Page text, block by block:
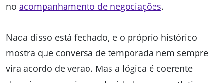
no acompanhamento de negociações.
Nada disso está fechado, e o próprio histórico
mostra que conversa de temporada nem sempre
vira acordo de verão. Mas a lógica é coerente